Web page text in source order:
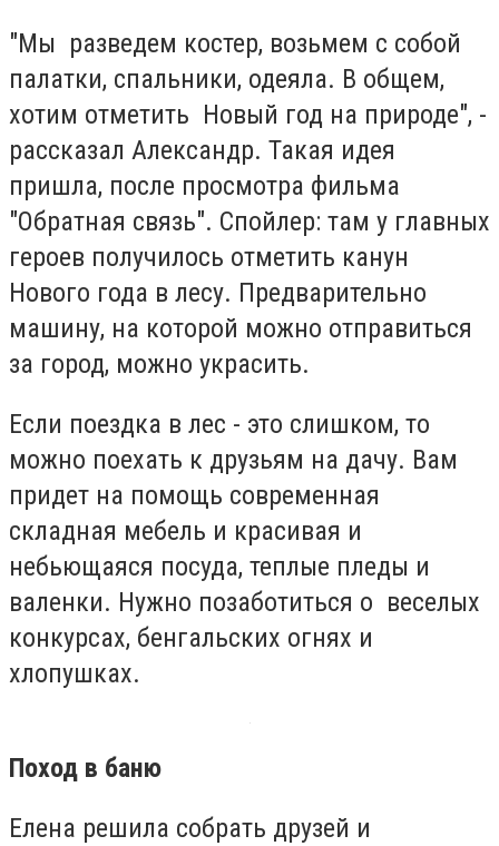
"Мы разведем костер, возьмем с собой
палатки, спальники, одеяла. В общем,
хотим отметить Новый год на природе", -
рассказал Александр. Такая идея
пришла, после просмотра фильма
"Обратная связь". Спойлер: там у главных
героев получилось отметить канун
Нового года в лесу. Предварительно
машину, на которой можно отправиться
за город, можно украсить.
Если поездка в лес - это слишком, то
можно поехать к друзьям на дачу. Вам
придет на помощь современная
складная мебель и красивая и
небьющаяся посуда, теплые пледы и
валенки. Нужно позаботиться о веселых
конкурсах, бенгальских огнях и
хлопушках.
Поход в баню
Елена решила собрать друзей и